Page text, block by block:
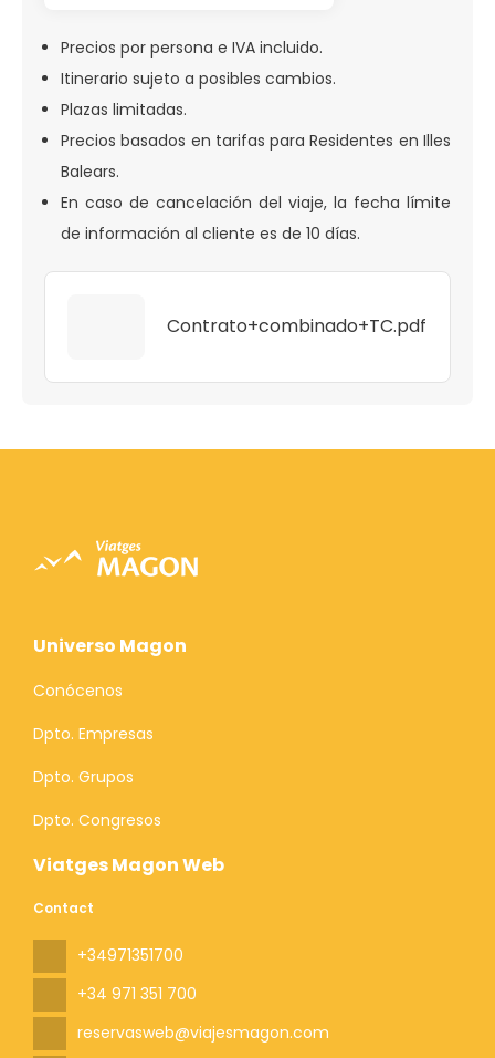
Precios por persona e IVA incluido.
Itinerario sujeto a posibles cambios.
Plazas limitadas.
Precios basados en tarifas para Residentes en Illes
Balears.
En caso de cancelación del viaje, la fecha límite
de información al cliente es de 10 días.
Contrato+combinado+TC.pdf
Viatges Magon Web
Contact
+34971351700
+34 971 351 700
reservasweb@viajesmagon.com
Universo Magon
Conócenos
Dpto. Empresas
Dpto. Grupos
Dpto. Congresos